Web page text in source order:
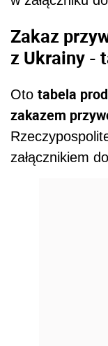
Zakaz
z Ukrainy -
Oto tabela
zakazem
załącznikiem